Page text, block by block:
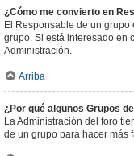
¿Cómo me convierto en
El Responsable de un grupo
grupo. Si está interesado en
Administración.
Arriba
¿Por qué algunos Grupos
La Administración del foro
de un grupo para hacer más